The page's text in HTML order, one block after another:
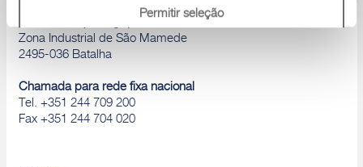
Permitir seleção
Zona Industrial de São Mamede
2495-036 Batalha
Chamada para rede fixa nacional
Tel. +351 244 709 200
Fax +351 244 704 020